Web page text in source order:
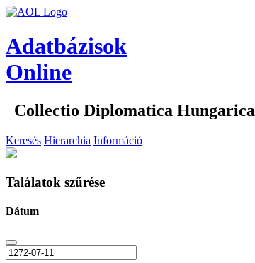
Adatbázisok
Online
Collectio Diplomatica Hungarica
Keresés Hierarchia Információ
Találatok szűrése
Dátum